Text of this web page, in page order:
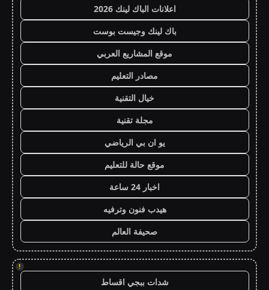
اعلانات الباك لينك 2026
باك لينك وجيست بوست
موقع المشاريع العربي
مصادر التعليم
خيال التقنية
مجلة تقنية
يو ان بي الرياضي
موقع حالة للتعليم
اخبار 24 ساعة
هيدب فنون وترفيه
صحيفة العالم
!
شدات ببجي اقساط